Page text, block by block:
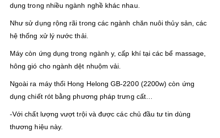
dụng trong nhiều ngành nghề khác nhau.
Như sử dụng rộng rãi trong các ngành chăn nuôi thủy sản, các
hệ thống xử lý nước thải.
Máy còn ứng dụng trong ngành y, cấp khí tại các bể massage,
hông gió cho ngành dệt nhuộm vải.
Ngoài ra máy thổi Hong Helong GB-2200 (2200w) còn ứng
dụng chiết rót bằng phương pháp trưng cất…
-Với chất lượng vượt trội và được các chủ đầu tư tin dùng
thương hiệu này.